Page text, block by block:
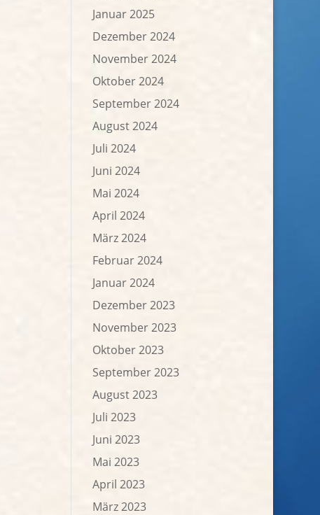
Januar 2025
Dezember 2024
November 2024
Oktober 2024
September 2024
August 2024
Juli 2024
Juni 2024
Mai 2024
April 2024
März 2024
Februar 2024
Januar 2024
Dezember 2023
November 2023
Oktober 2023
September 2023
August 2023
Juli 2023
Juni 2023
Mai 2023
April 2023
März 2023